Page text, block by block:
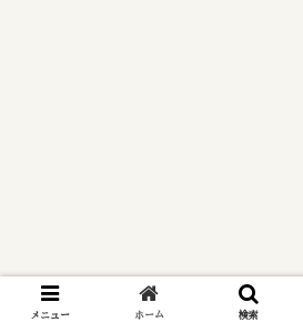
メニュー ホーム 検索